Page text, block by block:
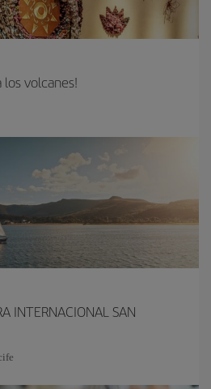
los volcanes!
INTERNACIONAL SAN